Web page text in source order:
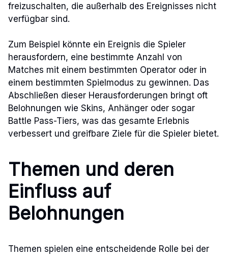
freizuschalten, die außerhalb des Ereignisses nicht
verfügbar sind.
Zum Beispiel könnte ein Ereignis die Spieler
herausfordern, eine bestimmte Anzahl von
Matches mit einem bestimmten Operator oder in
einem bestimmten Spielmodus zu gewinnen. Das
Abschließen dieser Herausforderungen bringt oft
Belohnungen wie Skins, Anhänger oder sogar
Battle Pass-Tiers, was das gesamte Erlebnis
verbessert und greifbare Ziele für die Spieler bietet.
Themen und deren
Einfluss auf
Belohnungen
Themen spielen eine entscheidende Rolle bei der